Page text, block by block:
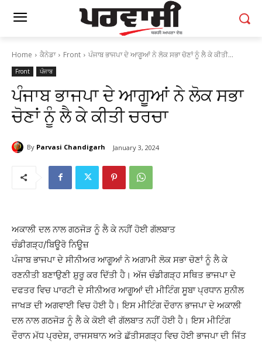
Home ਕੈਨੇਡਾ Front ਪੰਜਾਬ ਭਾਜਪਾ ਦੇ ਆਗੂਆਂ ਨੇ ਲੋਕ ਸਭਾ ਚੋਣਾਂ ਨੂੰ ਲੈ ਕੇ ਕੀਤੀ...
Front ਪੰਜਾਬ
ਪੰਜਾਬ ਭਾਜਪਾ ਦੇ ਆਗੂਆਂ ਨੇ ਲੋਕ ਸਭਾ
ਚੋਣਾਂ ਨੂੰ ਲੈ ਕੇ ਕੀਤੀ ਚਰਚਾ
By Parvasi Chandigarh January 3, 2024
ਅਕਾਲੀ ਦਲ ਨਾਲ ਗਠਜੋੜ ਨੂੰ ਲੈ ਕੇ ਨਹੀਂ ਹੋਈ ਗੱਲਬਾਤ
ਚੰਡੀਗੜ੍ਹ/ਬਿਊਰੋ ਨਿਊਜ਼
ਪੰਜਾਬ ਭਾਜਪਾ ਦੇ ਸੀਨੀਅਰ ਆਗੂਆਂ ਨੇ ਅਗਾਮੀ ਲੋਕ ਸਭਾ ਚੋਣਾਂ ਨੂੰ ਲੈ ਕੇ
ਰਣਨੀਤੀ ਬਣਾਉਣੀ ਸ਼ੁਰੂ ਕਰ ਦਿੱਤੀ ਹੈ। ਅੱਜ ਚੰਡੀਗੜ੍ਹ ਸਥਿਤ ਭਾਜਪਾ ਦੇ
ਦਫਤਰ ਵਿਚ ਪਾਰਟੀ ਦੇ ਸੀਨੀਅਰ ਆਗੂਆਂ ਦੀ ਮੀਟਿੰਗ ਸੂਬਾ ਪ੍ਰਧਾਨ ਸੁਨੀਲ
ਜਾਖੜ ਦੀ ਅਗਵਾਈ ਵਿਚ ਹੋਈ ਹੈ। ਇਸ ਮੀਟਿੰਗ ਦੌਰਾਨ ਭਾਜਪਾ ਦੇ ਅਕਾਲੀ
ਦਲ ਨਾਲ ਗਠਜੋੜ ਨੂੰ ਲੈ ਕੇ ਕੋਈ ਵੀ ਗੱਲਬਾਤ ਨਹੀਂ ਹੋਈ ਹੈ। ਇਸ ਮੀਟਿੰਗ
ਦੌਰਾਨ ਮੱਧ ਪ੍ਰਦੇਸ਼, ਰਾਜਸਥਾਨ ਅਤੇ ਛੱਤੀਸਗੜ੍ਹ ਵਿਚ ਹੋਈ ਭਾਜਪਾ ਦੀ ਜਿੱਤ